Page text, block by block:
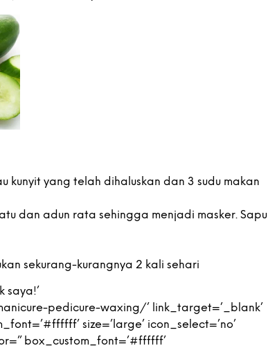
kunyit yang telah dihaluskan dan 3 sudu makan
dan adun rata sehingga menjadi masker. Sapu
sekurang-kurangnya 2 kali sehari
saya!’
pedicure-waxing/’ link_target=’_blank’
size=’large’ icon_select=’no’
box_custom_font=’#ffffff’